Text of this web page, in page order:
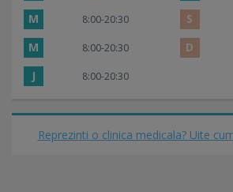
M 8:00-20:30 S
M 8:00-20:30 D
J 8:00-20:30
Reprezinti o clinica medicala? Uite